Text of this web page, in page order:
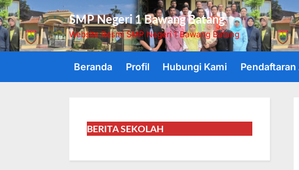
Skip
to
content
SMP Negeri 1 Bawang Batang
Website Resmi SMP Negeri 1 Bawang Batang
Beranda Profil Hubungi Kami
BERITA SEKOLAH